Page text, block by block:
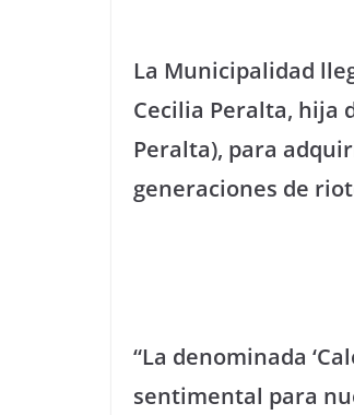
La Municipalidad
Cecilia Peralta, hija
Peralta), para
generaciones de
“La denominada
sentimental para